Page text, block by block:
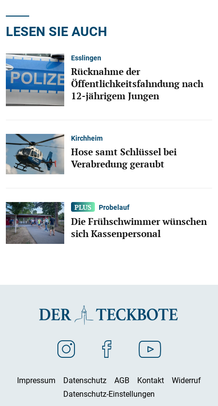
LESEN SIE AUCH
Esslingen
Rücknahme der
Öffentlichkeitsfahndung nach
12-jährigem Jungen
Kirchheim
Hose samt Schlüssel bei
Verabredung geraubt
Probelauf
Die Frühschwimmer wünschen
sich Kassenpersonal
Impressum Datenschutz AGB Kontakt
Widerruf
Datenschutz-Einstellungen